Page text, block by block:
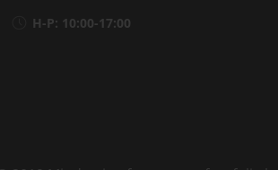
H-P: 10:00-17:00